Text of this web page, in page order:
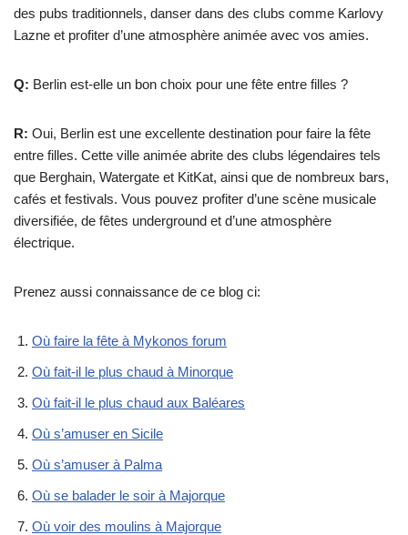
des pubs traditionnels, danser dans des clubs comme Karlovy
Lazne et profiter d’une atmosphère animée avec vos amies.
Q: Berlin est-elle un bon choix pour une fête entre filles ?
R: Oui, Berlin est une excellente destination pour faire la fête
entre filles. Cette ville animée abrite des clubs légendaires tels
que Berghain, Watergate et KitKat, ainsi que de nombreux bars,
cafés et festivals. Vous pouvez profiter d’une scène musicale
diversifiée, de fêtes underground et d’une atmosphère
électrique.
Prenez aussi connaissance de ce blog ci:
Où faire la fête à Mykonos forum
Où fait-il le plus chaud à Minorque
Où fait-il le plus chaud aux Baléares
Où s’amuser en Sicile
Où s’amuser à Palma
Où se balader le soir à Majorque
Où voir des moulins à Majorque